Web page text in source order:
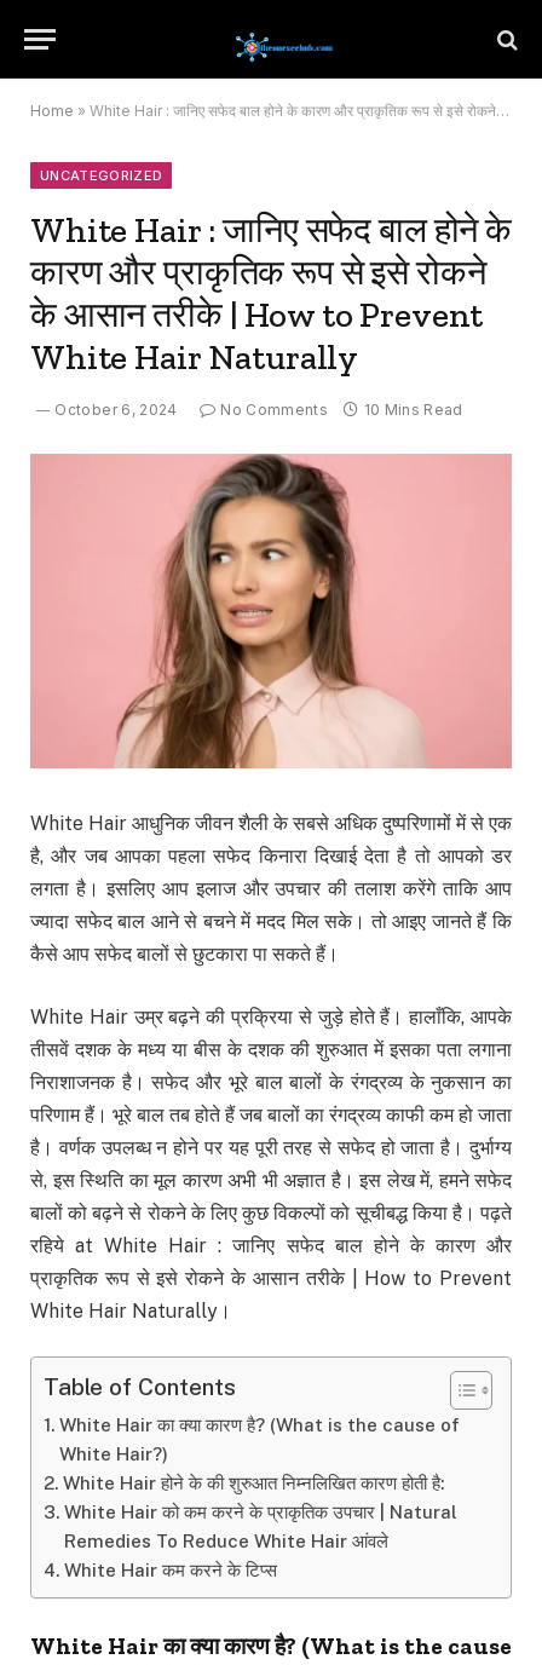
Home » White Hair : जानिए सफेद बाल होने के कारण और प्राकृतिक रूप से इसे रोकने के आसान तरीके | How to Prevent White Hair Naturally
UNCATEGORIZED
White Hair : जानिए सफेद बाल होने के
कारण और प्राकृतिक रूप से इसे रोकने
के आसान तरीके | How to Prevent
White Hair Naturally
October 6, 2024 No Comments 10 Mins Read
White Hair आधुनिक जीवन शैली के सबसे अधिक दुष्परिणामों में से एक
है, और जब आपका पहला सफेद किनारा दिखाई देता है तो आपको डर
लगता है। इसलिए आप इलाज और उपचार की तलाश करेंगे ताकि आप
ज्यादा सफेद बाल आने से बचने में मदद मिल सके। तो आइए जानते हैं कि
कैसे आप सफेद बालों से छुटकारा पा सकते हैं।
White Hair उम्र बढ़ने की प्रक्रिया से जुड़े होते हैं। हालाँकि, आपके
तीसवें दशक के मध्य या बीस के दशक की शुरुआत में इसका पता लगाना
निराशाजनक है। सफेद और भूरे बाल बालों के रंगद्रव्य के नुकसान का
परिणाम हैं। भूरे बाल तब होते हैं जब बालों का रंगद्रव्य काफी कम हो जाता
है। वर्णक उपलब्ध न होने पर यह पूरी तरह से सफेद हो जाता है। दुर्भाग्य
से, इस स्थिति का मूल कारण अभी भी अज्ञात है। इस लेख में, हमने सफेद
बालों को बढ़ने से रोकने के लिए कुछ विकल्पों को सूचीबद्ध किया है। पढ़ते
रहिये at White Hair : जानिए सफेद बाल होने के कारण और
प्राकृतिक रूप से इसे रोकने के आसान तरीके | How to Prevent
White Hair Naturally।
Table of Contents
White Hair का क्या कारण है? (What is the cause of
White Hair?)
White Hair होने के की शुरुआत निम्नलिखित कारण होती है:
White Hair को कम करने के प्राकृतिक उपचार | Natural
Remedies To Reduce White Hair आंवले
White Hair कम करने के टिप्स
White Hairका क्या कारण है? (What is the cause